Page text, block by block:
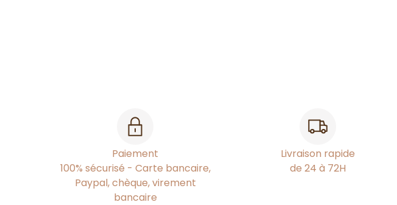
Paiement
100% sécurisé - Carte bancaire,
Paypal, chèque, virement
bancaire
Livraison rapide
de 24 à 72H